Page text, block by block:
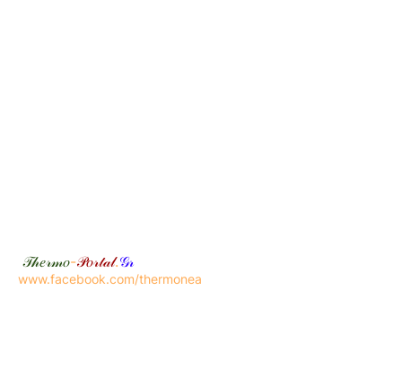
𝒯𝒽𝑒𝓇𝓂𝑜-𝒫𝑜𝓇𝓉𝒶𝓁.𝒢𝓇
www.facebook.com/thermonea